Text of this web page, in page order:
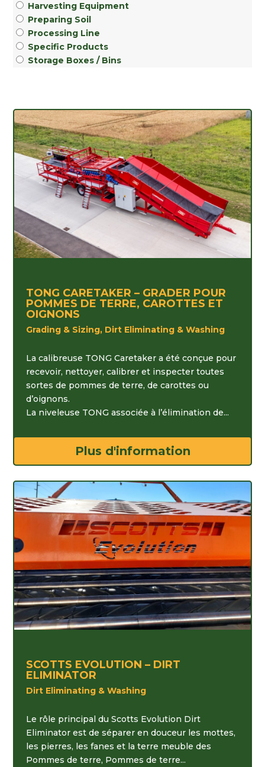
Harvesting Equipment
Preparing Soil
Processing Line
Specific Products
Storage Boxes / Bins
TONG CARETAKER – GRADER POUR
POMMES DE TERRE, CAROTTES ET
OIGNONS
Grading & Sizing, Dirt Eliminating & Washing
La calibreuse TONG Caretaker a été conçue pour
recevoir, nettoyer, calibrer et inspecter toutes
sortes de pommes de terre, de carottes ou
d’oignons.
La niveleuse TONG associée à l’élimination de...
Plus d'information
SCOTTS EVOLUTION – DIRT
ELIMINATOR
Dirt Eliminating & Washing
Le rôle principal du Scotts Evolution Dirt
Eliminator est de séparer en douceur les mottes,
les pierres, les fanes et la terre meuble des
Pommes de terre, Pommes de terre...